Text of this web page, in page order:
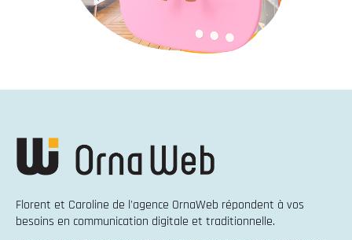
Florent et Caroline de l'agence OrnaWeb répondent à vos
besoins en communication digitale et traditionnelle.